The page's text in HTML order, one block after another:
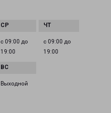
с 09:00 до
19:00
с 09:00 до
19:00
Выходной